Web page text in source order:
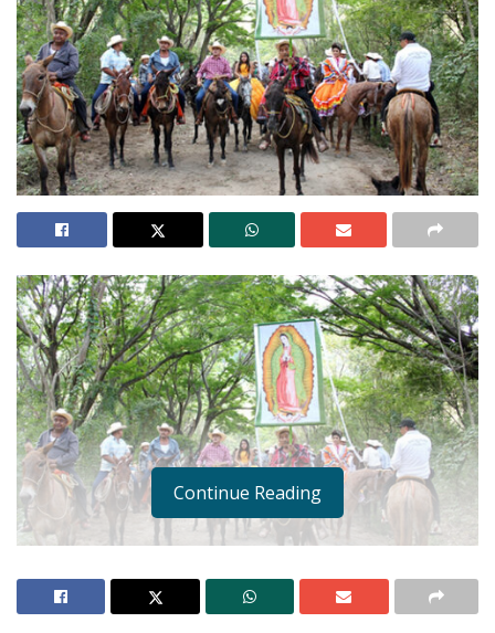
Continue Reading